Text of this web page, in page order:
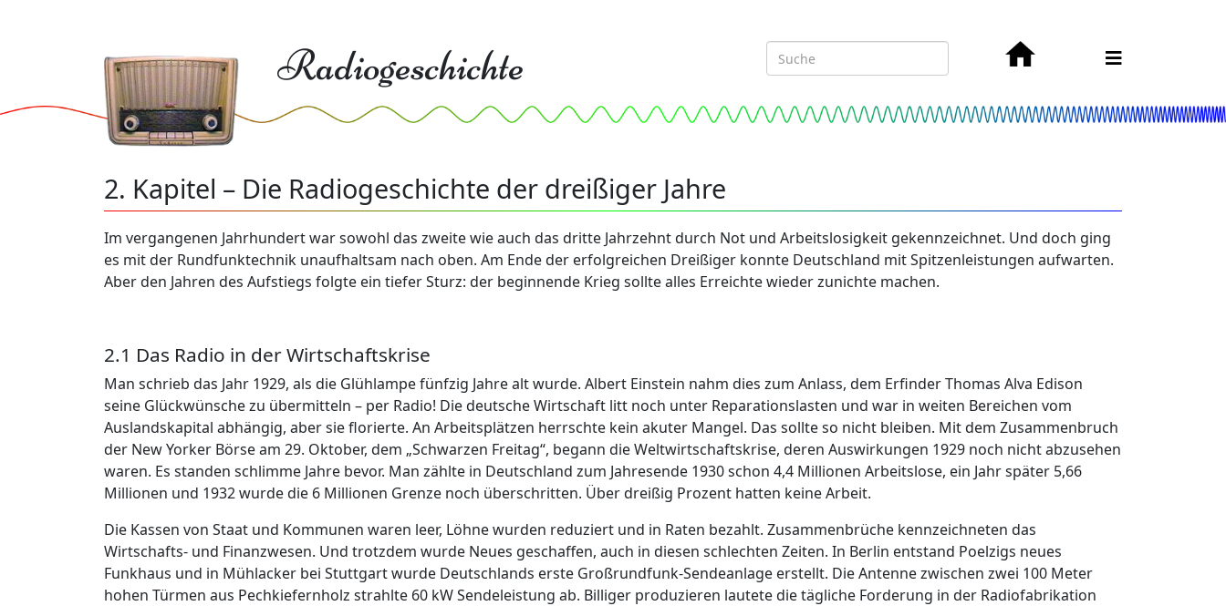
Radiogeschichte
2. Kapitel – Die Radiogeschichte der dreißiger Jahre
Im vergangenen Jahrhundert war sowohl das zweite wie auch das dritte Jahrzehnt durch Not und Arbeitslosigkeit gekennzeichnet. Und doch ging
es mit der Rundfunktechnik unaufhaltsam nach oben. Am Ende der erfolgreichen Dreißiger konnte Deutschland mit Spitzenleistungen aufwarten.
Aber den Jahren des Aufstiegs folgte ein tiefer Sturz: der beginnende Krieg sollte alles Erreichte wieder zunichte machen.
2.1 Das Radio in der Wirtschaftskrise
Man schrieb das Jahr 1929, als die Glühlampe fünfzig Jahre alt wurde. Albert Einstein nahm dies zum Anlass, dem Erfinder Thomas Alva Edison
seine Glückwünsche zu übermitteln – per Radio! Die deutsche Wirtschaft litt noch unter Reparationslasten und war in weiten Bereichen vom
Auslandskapital abhängig, aber sie florierte. An Arbeitsplätzen herrschte kein akuter Mangel. Das sollte so nicht bleiben. Mit dem Zusammenbruch
der New Yorker Börse am 29. Oktober, dem „Schwarzen Freitag“, begann die Weltwirtschaftskrise, deren Auswirkungen 1929 noch nicht abzusehen
waren. Es standen schlimme Jahre bevor. Man zählte in Deutschland zum Jahresende 1930 schon 4,4 Millionen Arbeitslose, ein Jahr später 5,66
Millionen und 1932 wurde die 6 Millionen Grenze noch überschritten. Über dreißig Prozent hatten keine Arbeit.
Die Kassen von Staat und Kommunen waren leer, Löhne wurden reduziert und in Raten bezahlt. Zusammenbrüche kennzeichneten das
Wirtschafts- und Finanzwesen. Und trotzdem wurde Neues geschaffen, auch in diesen schlechten Zeiten. In Berlin entstand Poelzigs neues
Funkhaus und in Mühlacker bei Stuttgart wurde Deutschlands erste Großrundfunk-Sendeanlage erstellt. Die Antenne zwischen zwei 100 Meter
hohen Türmen aus Pechkiefernholz strahlte 60 kW Sendeleistung ab. Billiger produzieren lautete die tägliche Forderung in der Radiofabrikation